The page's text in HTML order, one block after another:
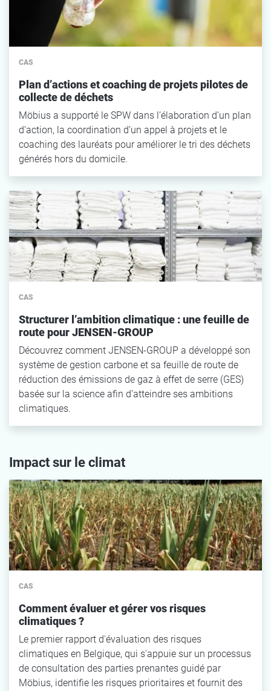
CAS
Plan d’actions et coaching de projets pilotes de
collecte de déchets
Möbius a supporté le SPW dans l’élaboration d’un plan
d’action, la coordination d’un appel à projets et le
coaching des lauréats pour améliorer le tri des déchets
générés hors du domicile.
CAS
Structurer l’ambition climatique : une feuille de
route pour JENSEN-GROUP
Découvrez comment JENSEN-GROUP a développé son
système de gestion carbone et sa feuille de route de
réduction des émissions de gaz à effet de serre (GES)
basée sur la science afin d’atteindre ses ambitions
climatiques.
Impact sur le climat
CAS
Comment évaluer et gérer vos risques
climatiques ?
Le premier rapport d'évaluation des risques
climatiques en Belgique, qui s'appuie sur un processus
de consultation des parties prenantes guidé par
Möbius, identifie les risques prioritaires et fournit des